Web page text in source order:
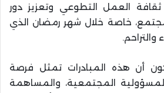
ثقافة العمل التطوعي وتعزيز دور
خاصة خلال شهر رمضان الذي
أن هذه المبادرات تمثل فرصة
المجتمعية، والمساهمة